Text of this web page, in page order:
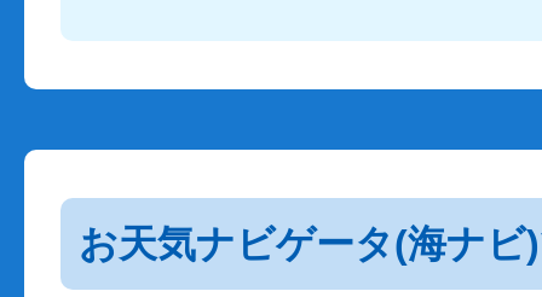
お天気ナビゲータ(海ナビ